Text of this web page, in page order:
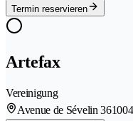
Termin reservieren
Artefax
Vereinigung
Avenue de Sévelin 36